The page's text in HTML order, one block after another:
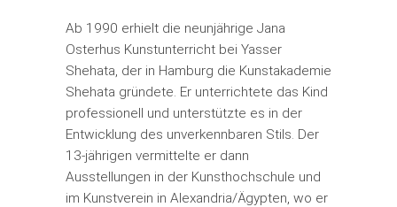
Ab 1990 erhielt die neunjährige Jana
Osterhus Kunstunterricht bei Yasser
Shehata, der in Hamburg die Kunstakademie
Shehata gründete. Er unterrichtete das Kind
professionell und unterstützte es in der
Entwicklung des unverkennbaren Stils. Der
13-jährigen vermittelte er dann
Ausstellungen in der Kunsthochschule und
im Kunstverein in Alexandria/Ägypten, wo er